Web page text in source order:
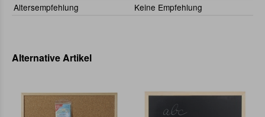
Altersempfehlung
Keine Empfehlung
Alternative Artikel